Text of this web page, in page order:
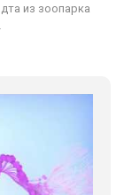
из зоопарка